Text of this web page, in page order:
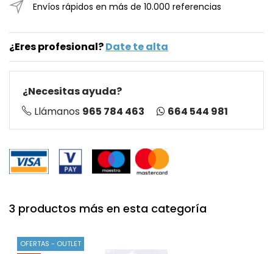
Envíos rápidos en más de 10.000 referencias
¿Eres profesional?Date te alta
¿Necesitas ayuda?
Llámanos 965 784 463 664 544 981
3 productos más en esta categoría
OFERTAS - OUTLET